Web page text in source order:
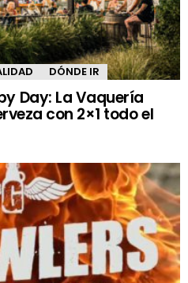
DÓNDE IR
Day: La Vaquería
con 2×1 todo el